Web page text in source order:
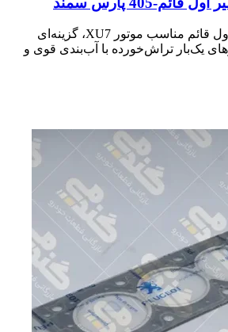
واشر سرسیلندر تعمیر اول قائم مناسب موتور XU7، گزینه‌ای
یک‌بار تراش‌خورده با آب‌بندی قوی و